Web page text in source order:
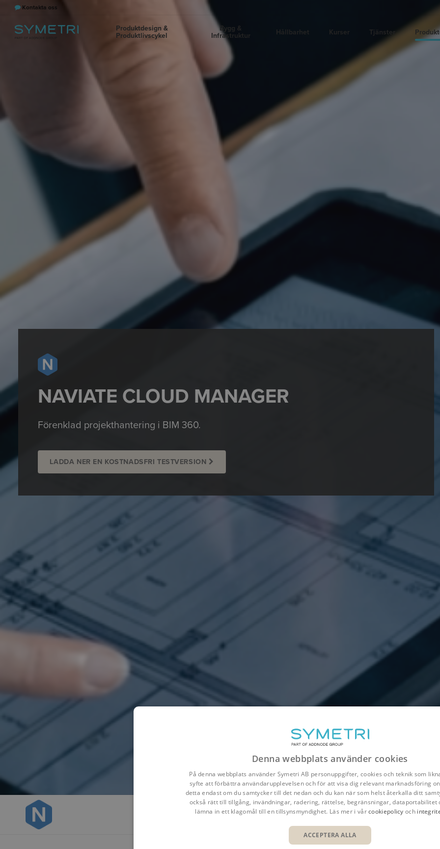
Kontakta oss
Produktdesign &
Produktlivscykel
Bygg &
Infrastruktur
Hållbarhet Kurser Tjänster
NAVIATE CLOUD MANAGER
Förenklad projekthantering i BIM 360.
LADDA NER EN KOSTNADSFRI TESTVERSION
Översikt Fördelar
Denna webbplats använder cookies
På denna webbplats använder Symetri AB personuppgifter, cookies och teknik som
syfte att förbättra användarupplevelsen och för att visa dig relevant marknadsföring
detta endast om du samtycker till det nedan och du kan när som helst återkalla ditt
också rätt till tillgång, invändningar, radering, rättelse, begränsningar, dataportabilitet
lämna in ett klagomål till en tillsynsmyndighet. Läs mer i vårcookiepolicy och
ACCEPTERA ALLA